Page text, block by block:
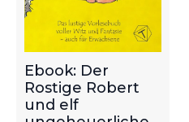
Ebook: Der
Rostige Robert
und elf